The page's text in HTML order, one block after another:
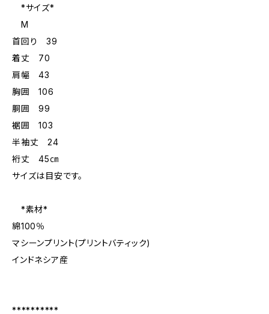
*サイズ*
M
首回り 39
着丈 70
肩幅 43
胸囲 106
胴囲 99
裾囲 103
半袖丈 24
裄丈 45㎝
サイズは目安です。
*素材*
綿100％
マシーンプリント(プリントバティック)
インドネシア産
**********